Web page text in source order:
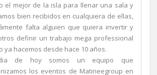
el mejor de la isla para llenar una sala y
bien recibidos en cualquiera de ellas,
falta alguien que quiera invertir y
definir un trabajo mega professional
ya hacemos desde hace 10 años.
de hoy somos un equipo que
los eventos de Matineegroup en